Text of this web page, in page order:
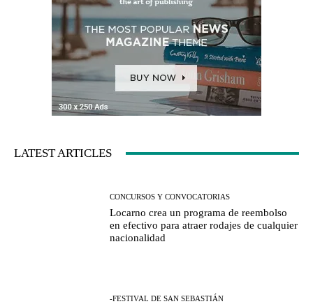
LATEST ARTICLES
CONCURSOS Y CONVOCATORIAS
Locarno crea un programa de reembolso
en efectivo para atraer rodajes de cualquier
nacionalidad
-FESTIVAL DE SAN SEBASTIÁN